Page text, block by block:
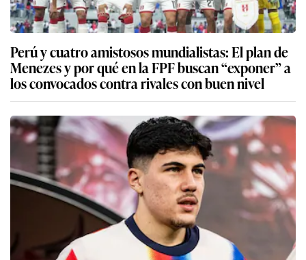
Perú y cuatro amistosos mundialistas: El plan de
Menezes y por qué en la FPF buscan “exponer” a
los convocados contra rivales con buen nivel